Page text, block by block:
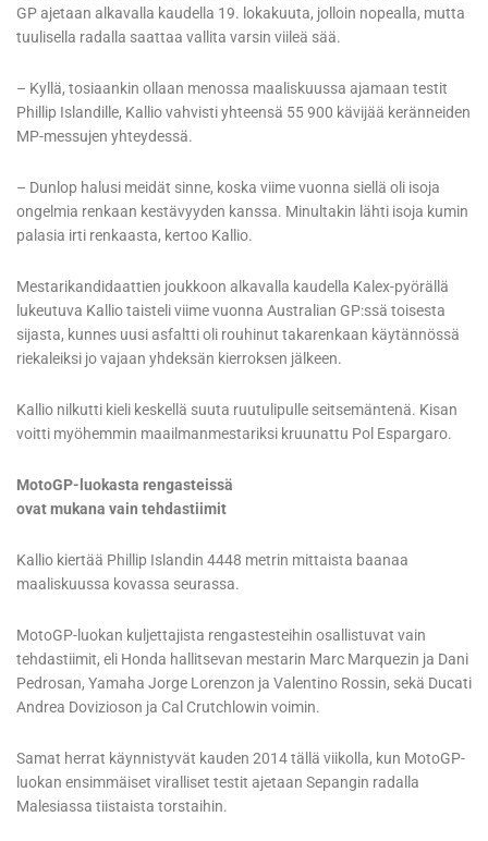
GP ajetaan alkavalla kaudella 19. lokakuuta, jolloin nopealla, mutta
tuulisella radalla saattaa vallita varsin viileä sää.
– Kyllä, tosiaankin ollaan menossa maaliskuussa ajamaan testit
Phillip Islandille, Kallio vahvisti yhteensä 55 900 kävijää keränneiden
MP-messujen yhteydessä.
– Dunlop halusi meidät sinne, koska viime vuonna siellä oli isoja
ongelmia renkaan kestävyyden kanssa. Minultakin lähti isoja kumin
palasia irti renkaasta, kertoo Kallio.
Mestarikandidaattien joukkoon alkavalla kaudella Kalex-pyörällä
lukeutuva Kallio taisteli viime vuonna Australian GP:ssä toisesta
sijasta, kunnes uusi asfaltti oli rouhinut takarenkaan käytännössä
riekaleiksi jo vajaan yhdeksän kierroksen jälkeen.
Kallio nilkutti kieli keskellä suuta ruutulipulle seitsemäntenä. Kisan
voitti myöhemmin maailmanmestariksi kruunattu Pol Espargaro.
MotoGP-luokasta rengasteissä
ovat mukana vain tehdastiimit
Kallio kiertää Phillip Islandin 4448 metrin mittaista baanaa
maaliskuussa kovassa seurassa.
MotoGP-luokan kuljettajista rengastesteihin osallistuvat vain
tehdastiimit, eli Honda hallitsevan mestarin Marc Marquezin ja Dani
Pedrosan, Yamaha Jorge Lorenzon ja Valentino Rossin, sekä Ducati
Andrea Dovizioson ja Cal Crutchlowin voimin.
Samat herrat käynnistyvät kauden 2014 tällä viikolla, kun MotoGP-
luokan ensimmäiset viralliset testit ajetaan Sepangin radalla
Malesiassa tiistaista torstaihin.